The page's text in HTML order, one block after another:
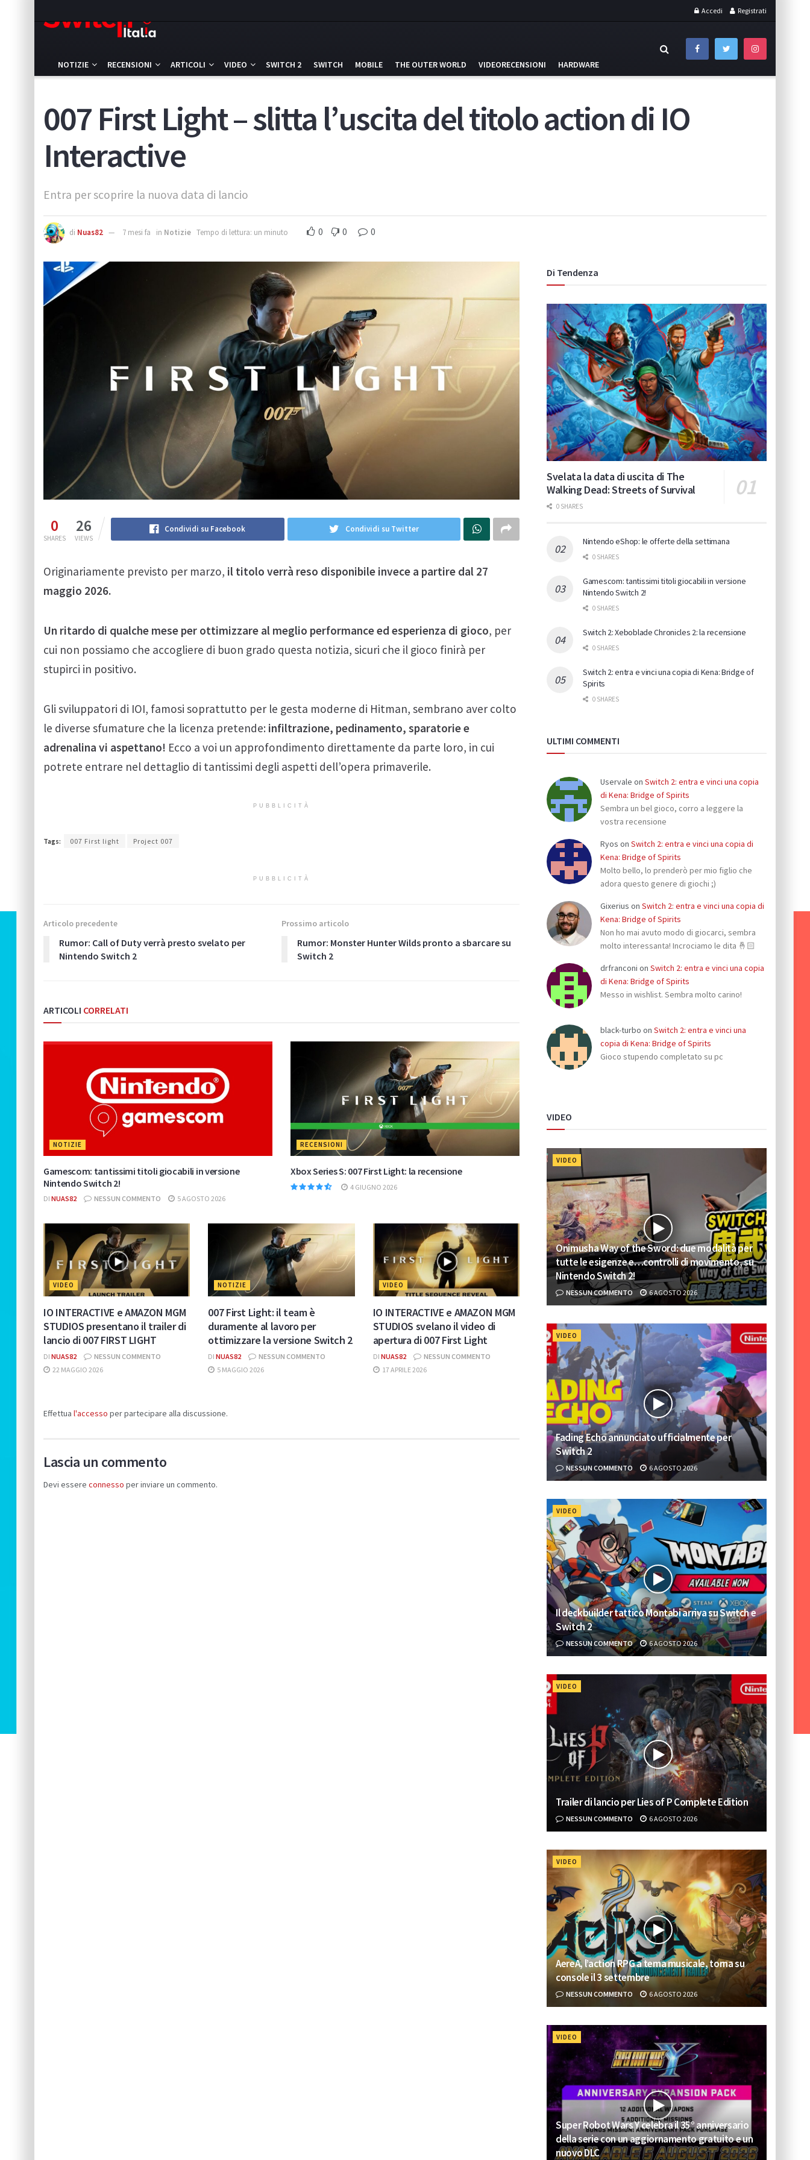
Accedi Registrati
NOTIZIE RECENSIONI ARTICOLI VIDEO SWITCH 2 SWITCH MOBILE THE OUTER WORLD VIDEORECENSIONI HARDWARE
007 First Light – slitta l’uscita del titolo action di IO
Interactive
Entra per scoprire la nuova data di lancio
di Nuas82 7 mesi fa in Notizie Tempo di lettura: un minuto 0 0 0
0
SHARES
26
VIEWS
Condividi su Facebook Condividi su Twitter
Originariamente previsto per marzo, il titolo verrà reso disponibile invece a partire dal 27
maggio 2026.
Un ritardo di qualche mese per ottimizzare al meglio performance ed esperienza di gioco, per
cui non possiamo che accogliere di buon grado questa notizia, sicuri che il gioco finirà per
stupirci in positivo.
Gli sviluppatori di IOI, famosi soprattutto per le gesta moderne di Hitman, sembrano aver colto
le diverse sfumature che la licenza pretende: infiltrazione, pedinamento, sparatorie e
adrenalina vi aspettano! Ecco a voi un approfondimento direttamente da parte loro, in cui
potrete entrare nel dettaglio di tantissimi degli aspetti dell’opera primaverile.
PUBBLICITÀ
Tags: 007 First light Project 007
PUBBLICITÀ
Articolo precedente
Rumor: Call of Duty verrà presto svelato per
Nintendo Switch 2
Prossimo articolo
Rumor: Monster Hunter Wilds pronto a sbarcare su
Switch 2
ARTICOLI CORRELATI
NOTIZIE
Gamescom: tantissimi titoli giocabili in versione
Nintendo Switch 2!
DI NUAS82 NESSUN COMMENTO 5 AGOSTO 2026
RECENSIONI
Xbox Series S: 007 First Light: la recensione
4 GIUGNO 2026
VIDEO
IO INTERACTIVE e AMAZON MGM
STUDIOS presentano il trailer di
lancio di 007 FIRST LIGHT
DI NUAS82
NESSUN COMMENTO
22 MAGGIO 2026
NOTIZIE
007 First Light: il team è
duramente al lavoro per
ottimizzare la versione Switch 2
DI NUAS82
NESSUN COMMENTO
5 MAGGIO 2026
VIDEO
IO INTERACTIVE e AMAZON MGM
STUDIOS svelano il video di
apertura di 007 First Light
DI NUAS82
NESSUN COMMENTO
17 APRILE 2026
Effettua l'accesso per partecipare alla discussione.
Lascia un commento
Devi essere connesso per inviare un commento.
Di Tendenza
Svelata la data di uscita di The
Walking Dead: Streets of Survival
0 SHARES
Nintendo eShop: le offerte della settimana
0 SHARES
Gamescom: tantissimi titoli giocabili in versione
Nintendo Switch 2!
0 SHARES
Switch 2: Xeboblade Chronicles 2: la recensione
0 SHARES
Switch 2: entra e vinci una copia di Kena: Bridge of
Spirits
0 SHARES
ULTIMI COMMENTI
Uservale on Switch 2: entra e vinci una copia
di Kena: Bridge of Spirits
Sembra un bel gioco, corro a leggere la
vostra recensione
Ryos on Switch 2: entra e vinci una copia di
Kena: Bridge of Spirits
Molto bello, lo prenderò per mio figlio che
adora questo genere di giochi ;)
Gixerius on Switch 2: entra e vinci una copia di
Kena: Bridge of Spirits
Non ho mai avuto modo di giocarci, sembra
molto interessanta! Incrociamo le dita 🤞🏻
drfranconi on Switch 2: entra e vinci una copia
di Kena: Bridge of Spirits
Messo in wishlist. Sembra molto carino!
black-turbo on Switch 2: entra e vinci una
copia di Kena: Bridge of Spirits
Gioco stupendo completato su pc
VIDEO
VIDEO
Onimusha Way of the Sword: due modalità per
tutte le esigenze e…controlli di movimento, su
Nintendo Switch 2!
NESSUN COMMENTO 6 AGOSTO 2026
VIDEO
Fading Echo annunciato ufficialmente per
Switch 2
NESSUN COMMENTO 6 AGOSTO 2026
VIDEO
Il deckbuilder tattico Montabi arriva su Switch e
Switch 2
NESSUN COMMENTO 6 AGOSTO 2026
VIDEO
Trailer di lancio per Lies of P Complete Edition
NESSUN COMMENTO 6 AGOSTO 2026
VIDEO
AereA, l’action RPG a tema musicale, torna su
console il 3 settembre
NESSUN COMMENTO 6 AGOSTO 2026
VIDEO
Super Robot Wars Y celebra il 35° anniversario
della serie con un aggiornamento gratuito e un
nuovo DLC